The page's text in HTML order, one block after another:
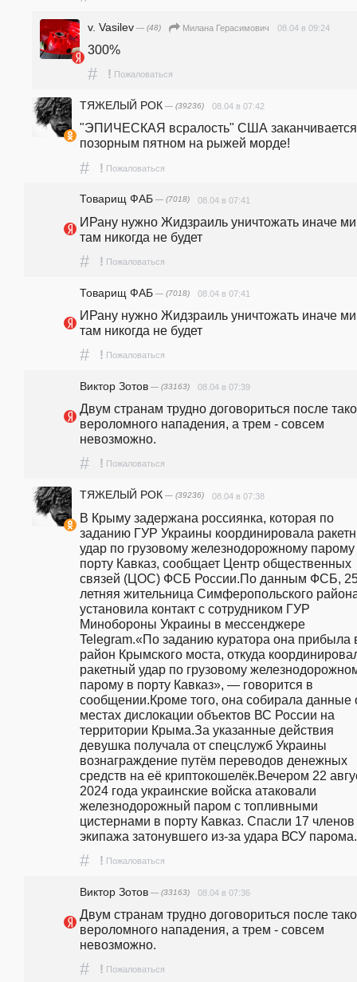
v. Vasilev — (48) Милана Герасимович 08.04 в 09:24
300%
# ! Пожаловаться
ТЯЖЕЛЫЙ РОК — (39236) 08.04 в 07:42
"ЭПИЧЕСКАЯ всралость" США заканчивается
позорным пятном на рыжей морде!
# ! Пожаловаться
Товарищ ФАБ — (7018) 08.04 в 07:41
ИРану нужно Жидзраиль уничтожать иначе
там никогда не будет
# ! Пожаловаться
Товарищ ФАБ — (7018) 08.04 в 07:41
ИРану нужно Жидзраиль уничтожать иначе
там никогда не будет
# ! Пожаловаться
Виктор Зотов — (33163) 08.04 в 07:39
Двум странам трудно договориться после
вероломного нападения, а трем - совсем
невозможно.
# ! Пожаловаться
ТЯЖЕЛЫЙ РОК — (39236) 08.04 в 07:38
В Крыму задержана россиянка, которая по
заданию ГУР Украины координировала
удар по грузовому железнодорожному парому
порту Кавказ, сообщает Центр общественных
связей (ЦОС) ФСБ России.По данным ФСБ,
летняя жительница Симферопольского
установила контакт с сотрудником ГУР
Минобороны Украины в мессенджере
Telegram.«По заданию куратора она прибыла
район Крымского моста, откуда
ракетный удар по грузовому
парому в порту Кавказ», — говорится в
сообщении.Кроме того, она собирала данные
местах дислокации объектов ВС России на
территории Крыма.За указанные действия
девушка получала от спецслужб Украины
вознаграждение путём переводов денежных
средств на её криптокошелёк.Вечером 22
2024 года украинские войска атаковали
железнодорожный паром с топливными
цистернами в порту Кавказ. Спасли 17 членов
экипажа затонувшего из-за удара ВСУ
# ! Пожаловаться
Виктор Зотов — (33163) 08.04 в 07:36
Двум странам трудно договориться после
вероломного нападения, а трем - совсем
невозможно.
# ! Пожаловаться